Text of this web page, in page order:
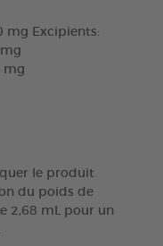
mg Excipients:
mg
le produit
du poids de
2,68 mL pour un